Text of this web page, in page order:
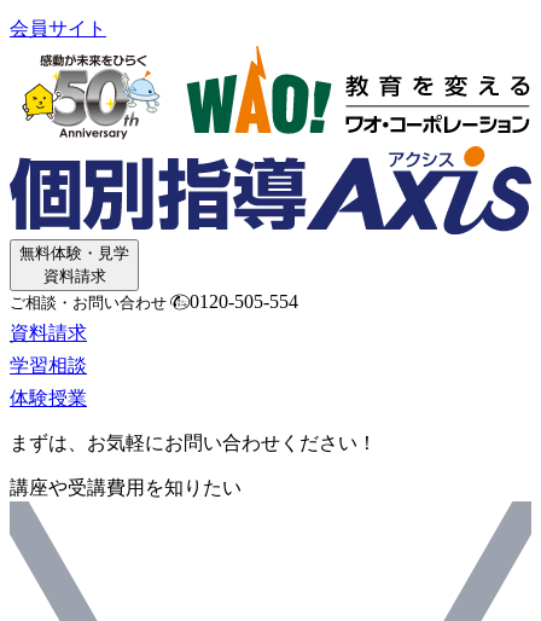
会員サイト
無料体験・見学
資料請求
ご相談・お問い合わせ
0120-505-554
資料請求
学習相談
体験授業
まずは、お気軽にお問い合わせください！
講座や受講費用を知りたい